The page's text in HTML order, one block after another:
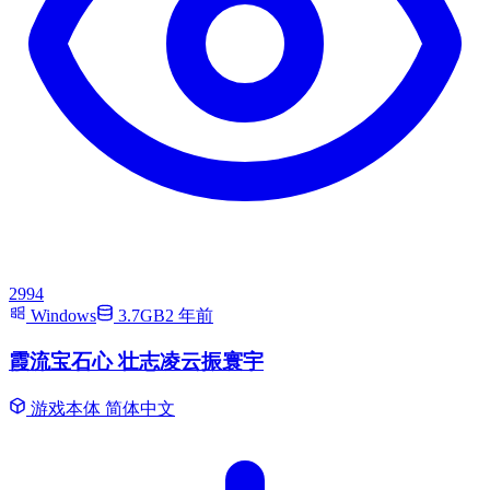
2994
Windows
3.7GB2 年前
霞流宝石心 壮志凌云振寰宇
游戏本体 简体中文